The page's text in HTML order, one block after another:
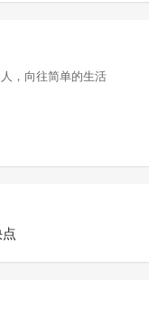
，向往简单的生活